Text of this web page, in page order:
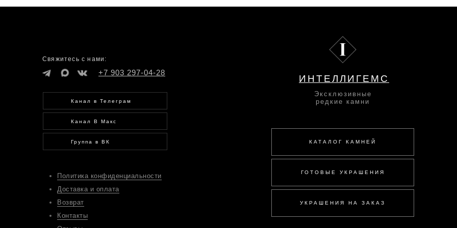
КАТАЛОГ КАМНЕЙ
УКРАШЕНИЯ НА ЗАКАЗ
ГОТОВЫЕ УКРАШЕНИЯ
Эксклюзивные
редкие камни
ИНТЕЛЛИГЕМС
Политика конфиденциальности
Доставка и оплата
Возврат
Контакты
+7 903 297-04-28
Канал В Макс
Группа в ВК
Канал в Телеграм
Свяжитесь с нами: